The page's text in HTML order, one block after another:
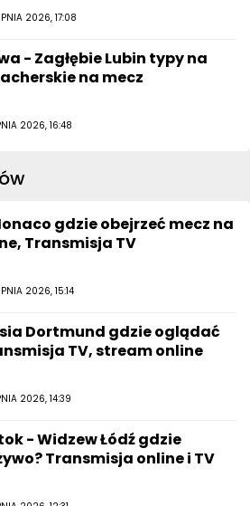
2026, 17:08
- Zagłębie Lubin typy na
na mecz
2026, 16:48
gdzie obejrzeć mecz na
Transmisja TV
2026, 15:14
Dortmund gdzie oglądać
TV, stream online
2026, 14:39
- Widzew Łódź gdzie
Transmisja online i TV